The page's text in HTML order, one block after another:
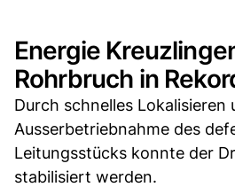
Energie
Rohrbruch in
Durch schnelles Lokalisieren
Ausserbetriebnahme des
Leitungsstücks konnte der
stabilisiert werden.